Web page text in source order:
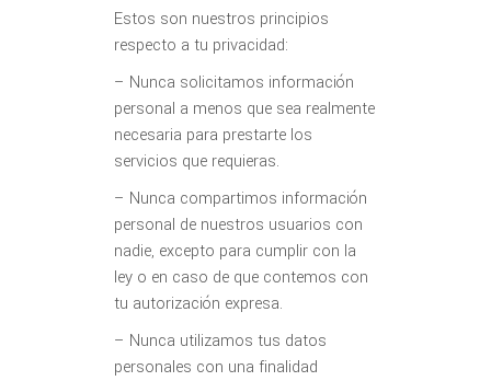
Estos son nuestros principios
respecto a tu privacidad:
– Nunca solicitamos información
personal a menos que sea realmente
necesaria para prestarte los
servicios que requieras.
– Nunca compartimos información
personal de nuestros usuarios con
nadie, excepto para cumplir con la
ley o en caso de que contemos con
tu autorización expresa.
– Nunca utilizamos tus datos
personales con una finalidad